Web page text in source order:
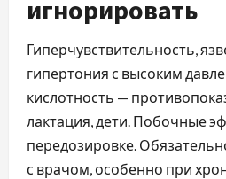
игнорировать
Гиперчувствительность,
гипертония с высоким
кислотность —
лактация, дети. Побочные
передозировке.
с врачом, особенно при